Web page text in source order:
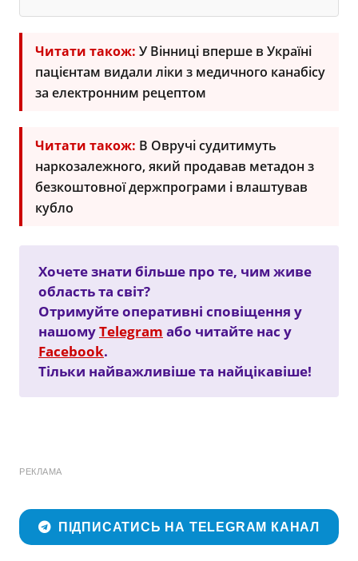
Читати також: У Вінниці вперше в Україні
пацієнтам видали ліки з медичного канабісу
за електронним рецептом
Читати також: В Овручі судитимуть
наркозалежного, який продавав метадон з
безкоштовної держпрограми і влаштував
кубло
Хочете знати більше про те, чим живе
область та світ?
Отримуйте оперативні сповіщення у
нашомуTelegram або читайте нас у
Facebook.
Тільки найважливіше та найцікавіше!
РЕКЛАМА
ПІДПИСАТИСЬ НА TELEGRAM КАНАЛ